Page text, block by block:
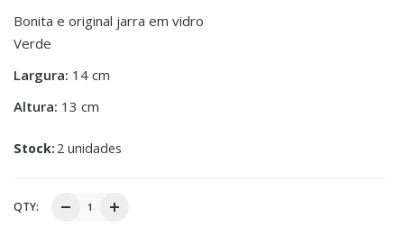
Bonita e original jarra em vidro
Verde
Largura: 14 cm
Altura: 13 cm
Stock: 2 unidades
QTY: